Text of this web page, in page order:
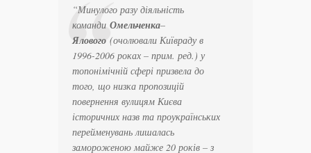
“Минулого разу діяльність
команди Омельченка–
Ялового (очолювали Київраду в
1996-2006 роках – прим. ред.) у
топонімічній сфері призвела до
того, що низка пропозицій
повернення вулицям Києва
історичних назв та проукраїнських
перейменувань лишалась
замороженою майже 20 років – з